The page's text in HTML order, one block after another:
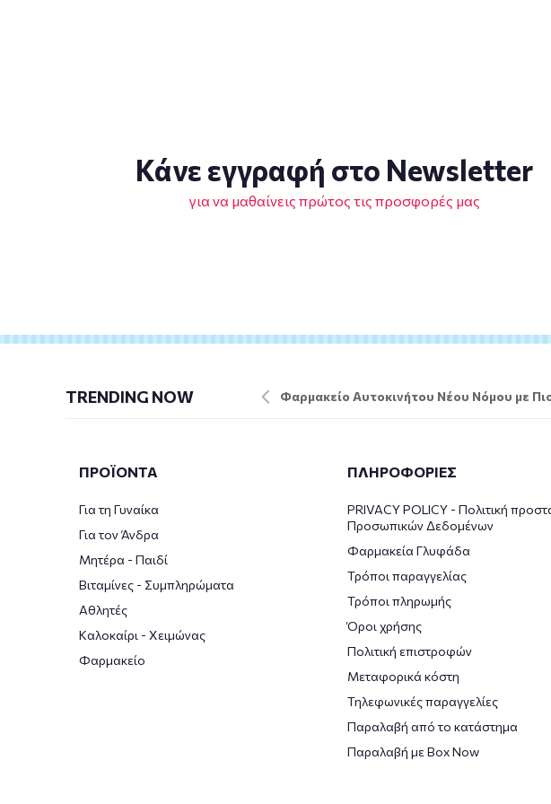
Κάνε εγγραφή στο Newsletter
για να μαθαίνεις πρώτος τις προσφορές μας
TRENDING NOW Φαρμακείο Αυτοκινήτου Νέου Νόμου με
ΠΡΟΪΟΝΤΑ
Για τη Γυναίκα
Για τον Άνδρα
Μητέρα - Παιδί
Βιταμίνες - Συμπληρώματα
Αθλητές
Καλοκαίρι - Χειμώνας
Φαρμακείο
ΠΛΗΡΟΦΟΡΙΕΣ
PRIVACY POLICY - Πολιτική
Προσωπικών Δεδομένων
Φαρμακεία Γλυφάδα
Τρόποι παραγγελίας
Τρόποι πληρωμής
Όροι χρήσης
Πολιτική επιστροφών
Μεταφορικά κόστη
Τηλεφωνικές παραγγελίες
Παραλαβή από το κατάστημα
Παραλαβή με Box Now